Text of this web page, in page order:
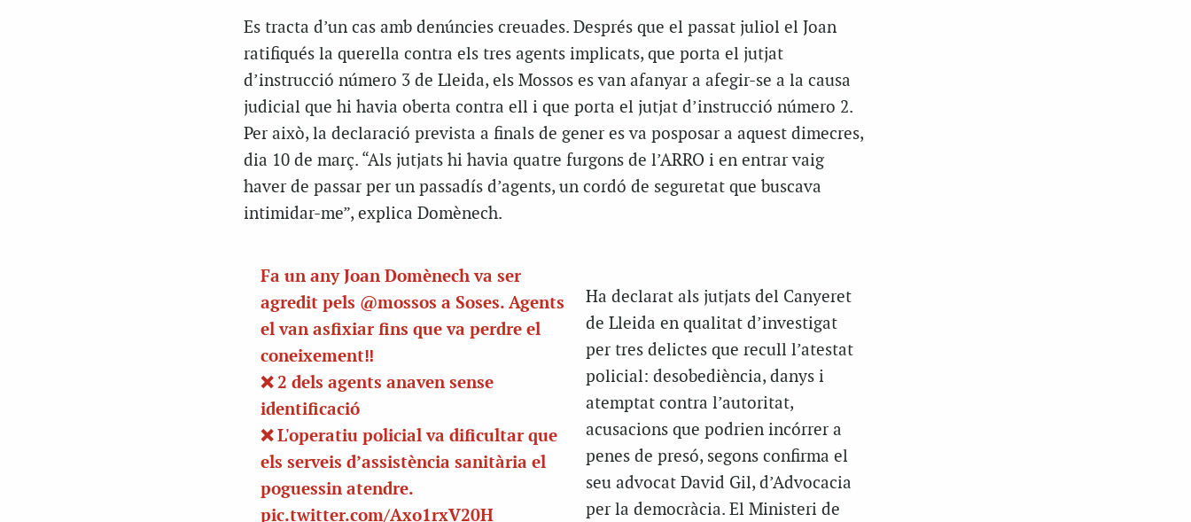
Es tracta d’un cas amb denúncies creuades. Després que el passat juliol el Joan
ratifiqués la querella contra els tres agents implicats, que porta el jutjat
d’instrucció número 3 de Lleida, els Mossos es van afanyar a afegir-se a la causa
judicial que hi havia oberta contra ell i que porta el jutjat d’instrucció número 2.
Per això, la declaració prevista a finals de gener es va posposar a aquest dimecres,
dia 10 de març. “Als jutjats hi havia quatre furgons de l’ARRO i en entrar vaig
haver de passar per un passadís d’agents, un cordó de seguretat que buscava
intimidar-me”, explica Domènech.
Fa un any Joan Domènech va ser
agredit pels @mossos a Soses. Agents
el van asfixiar fins que va perdre el
coneixement‼️
❌ 2 dels agents anaven sense
identificació
❌ L'operatiu policial va dificultar que
els serveis d’assistència sanitària el
poguessin atendre.
pic.twitter.com/Axo1rxV20H
Ha declarat als jutjats del Canyeret
de Lleida en qualitat d’investigat
per tres delictes que recull l’atestat
policial: desobediència, danys i
atemptat contra l’autoritat,
acusacions que podrien incórrer a
penes de presó, segons confirma el
seu advocat David Gil, d’Advocacia
per la democràcia. El Ministeri de